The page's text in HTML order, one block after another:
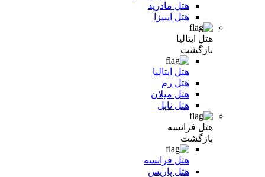
هتل مادرید
هتل ایبیزا
هتل ایتالیا
بازگشت
هتل ایتالیا
هتل رم
هتل میلان
هتل ناپل
هتل فرانسه
بازگشت
هتل فرانسه
هتل پاریس